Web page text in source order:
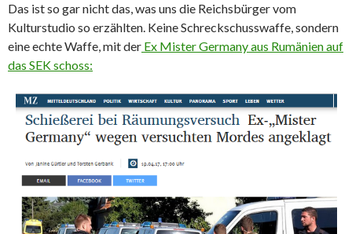
Das ist so gar nicht das, was uns die Reichsbürger vom
Kulturstudio so erzählten. Keine Schreckschusswaffe, sondern
eine echte Waffe, mit der Ex Mister Germany aus Rumänien auf
das SEK schoss: